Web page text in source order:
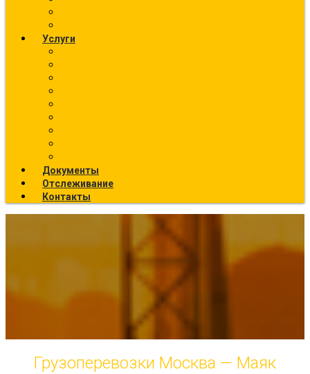
Услуги
Документы
Отслеживание
Контакты
Грузоперевозки Москва — Маяк